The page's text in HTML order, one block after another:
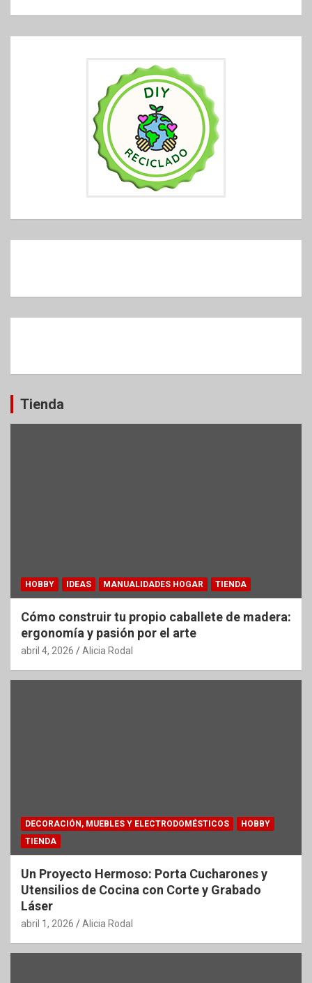
Tienda
HOBBY IDEAS MANUALIDADES HOGAR TIENDA
Cómo construir tu propio caballete de madera:
ergonomía y pasión por el arte
abril 4, 2026 Alicia Rodal
DECORACIÓN, MUEBLES Y ELECTRODOMÉSTICOS
HOBBY
TIENDA
Un Proyecto Hermoso: Porta Cucharones y
Utensilios de Cocina con Corte y Grabado
Láser
abril 1, 2026 Alicia Rodal